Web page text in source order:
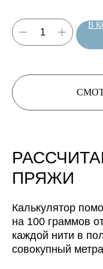
В
ПРЯЖИ
Калькулятор
на 100 граммов
каждой нити в
совокупный
Нить 2
0м/100
Нить 2
Нить,
будет
Нить 2
Нить 5
Нить,
0м/100